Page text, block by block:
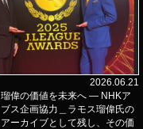
2026.06.21
偉の価値を未来へ ― NHKア
ス企画協力＿ラモス瑠偉氏の
ーカイブとして残し、その価